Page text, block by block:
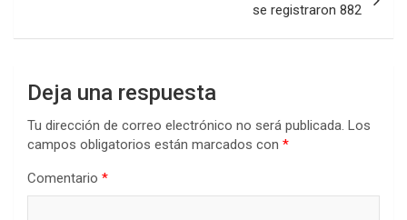
se registraron 882
Deja una respuesta
Tu dirección de correo electrónico no será publicada. Los
campos obligatorios están marcados con *
Comentario *